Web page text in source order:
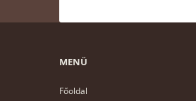
MENÜ
Főoldal